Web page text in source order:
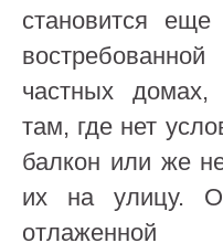
становится
частных домах,
там, где нет
балкон или же
их на улицу.